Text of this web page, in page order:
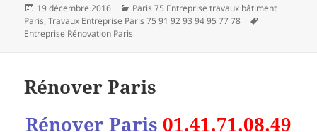
Publié
le
19 décembre 2016 Catégories
Paris 75 Entreprise travaux bâtiment
Paris,Travaux Entreprise Paris 75 91 92 93 94 95 77 78
Entreprise Rénovation Paris
Rénover Paris
Rénover Paris 01.41.71.08.49